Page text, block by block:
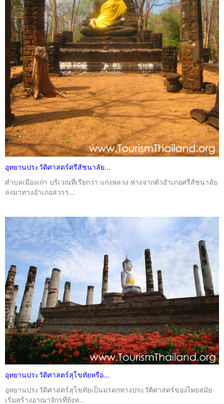
อุทยานประวัติศาสตร์ศรีสัชนาลัย...
ตำบลเมืองเก่า บริเวณที่เรียกว่า แก่งหลวง ห่างจากตัวอำเภอศรีสัชนาลัย
ลงมาทางอำเภอสวรร...
อุทยานประวัติศาสตร์สุโขทัยหรือ...
อุทยานประวัติศาสตร์สุโขทัยเป็นมรดกทางประวัติศาสตร์ของไทยสมัย
เริ่มสร้างอาณาจักรที่ยังห...